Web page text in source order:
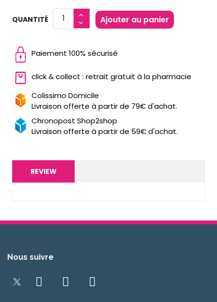
QUANTITÉ Ajouter au panier
Paiement 100% sécurisé
click & collect : retrait gratuit à la pharmacie
Colissimo Domicile
Livraison offerte à partir de 79€ d'achat.
Chronopost Shop2shop
Livraison offerte à partir de 59€ d'achat.
REVIEW
Nous suivre